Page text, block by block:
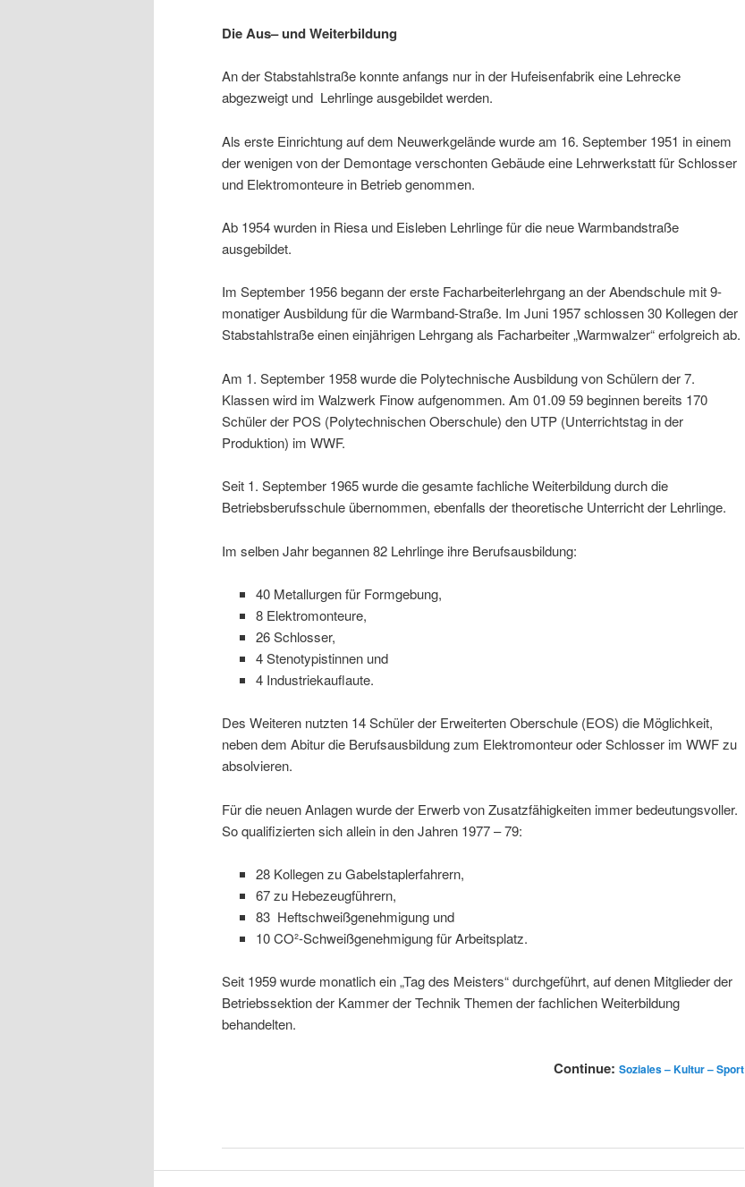
Die Aus– und Weiterbildung
An der Stabstahlstraße konnte anfangs nur in der Hufeisenfabrik eine Lehrecke
abgezweigt und Lehrlinge ausgebildet werden.
Als erste Einrichtung auf dem Neuwerkgelände wurde am 16. September 1951 in einem
der wenigen von der Demontage verschonten Gebäude eine Lehrwerkstatt für Schlosser
und Elektromonteure in Betrieb genommen.
Ab 1954 wurden in Riesa und Eisleben Lehrlinge für die neue Warmbandstraße
ausgebildet.
Im September 1956 begann der erste Facharbeiterlehrgang an der Abendschule mit 9-
monatiger Ausbildung für die Warmband-Straße. Im Juni 1957 schlossen 30 Kollegen der
Stabstahlstraße einen einjährigen Lehrgang als Facharbeiter „Warmwalzer“ erfolgreich ab.
Am 1. September 1958 wurde die Polytechnische Ausbildung von Schülern der 7.
Klassen wird im Walzwerk Finow aufgenommen. Am 01.09 59 beginnen bereits 170
Schüler der POS (Polytechnischen Oberschule) den UTP (Unterrichtstag in der
Produktion) im WWF.
Seit 1. September 1965 wurde die gesamte fachliche Weiterbildung durch die
Betriebsberufsschule übernommen, ebenfalls der theoretische Unterricht der Lehrlinge.
Im selben Jahr begannen 82 Lehrlinge ihre Berufsausbildung:
40 Metallurgen für Formgebung,
8 Elektromonteure,
26 Schlosser,
4 Stenotypistinnen und
4 Industriekauflaute.
Des Weiteren nutzten 14 Schüler der Erweiterten Oberschule (EOS) die Möglichkeit,
neben dem Abitur die Berufsausbildung zum Elektromonteur oder Schlosser im WWF zu
absolvieren.
Für die neuen Anlagen wurde der Erwerb von Zusatzfähigkeiten immer bedeutungsvoller.
So qualifizierten sich allein in den Jahren 1977 – 79:
28 Kollegen zu Gabelstaplerfahrern,
67 zu Hebezeugführern,
83 Heftschweißgenehmigung und
10 CO²-Schweißgenehmigung für Arbeitsplatz.
Seit 1959 wurde monatlich ein „Tag des Meisters“ durchgeführt, auf denen Mitglieder der
Betriebssektion der Kammer der Technik Themen der fachlichen Weiterbildung
behandelten.
Continue: Soziales – Kultur – Sport